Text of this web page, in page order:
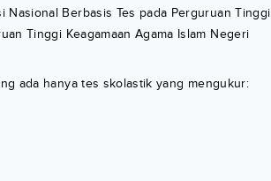
Nasional Berbasis Tes pada Perguruan Tinggi
Tinggi Keagamaan Agama Islam Negeri
ada hanya tes skolastik yang mengukur: